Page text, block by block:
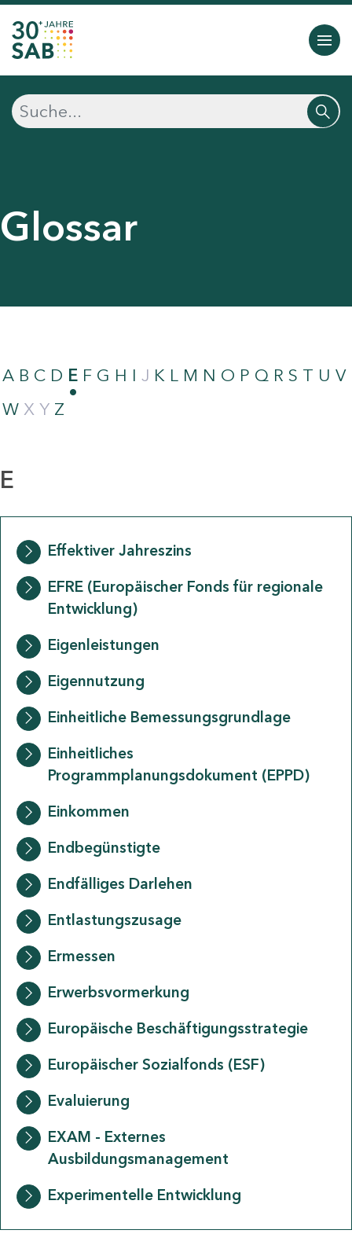
Glossar
A B C D E F G H I J K L M N O P Q R S T U V
W X Y Z
E
Effektiver Jahreszins
EFRE (Europäischer Fonds für regionale
Entwicklung)
Eigenleistungen
Eigennutzung
Einheitliche Bemessungsgrundlage
Einheitliches
Programmplanungsdokument (EPPD)
Einkommen
Endbegünstigte
Endfälliges Darlehen
Entlastungszusage
Ermessen
Erwerbsvormerkung
Europäische Beschäftigungsstrategie
Europäischer Sozialfonds (ESF)
Evaluierung
EXAM - Externes
Ausbildungsmanagement
Experimentelle Entwicklung